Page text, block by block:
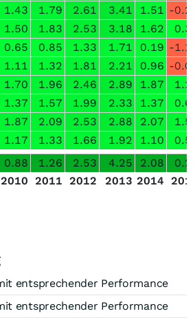
1.43 1.79 2.61 3.41 1.51 -
1.50 1.83 2.53 3.18 1.62
0.65 0.85 1.33 1.71 0.19 -
1.11 1.32 1.81 2.21 0.96 -
1.70 1.96 2.46 2.89 1.87
1.37 1.57 1.99 2.33 1.37
1.87 2.09 2.53 2.88 2.07
1.17 1.33 1.66 1.92 1.10
0.88 1.26 2.53 4.25 2.08
2010 2011 2012 2013 2014
entsprechender Performance
entsprechender Performance